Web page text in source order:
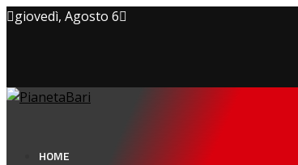
giovedì, Agosto 6
Cookie Policy
HOME